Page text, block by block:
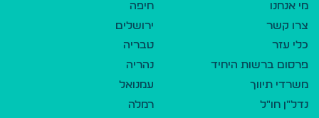
מי אנחנו
צרו קשר
כלי עזר
פרסום ברשות היחיד
משרדי תיווך
נדל"ן חו"ל
חיפה
ירושלים
טבריה
נהריה
עמנואל
רמלה